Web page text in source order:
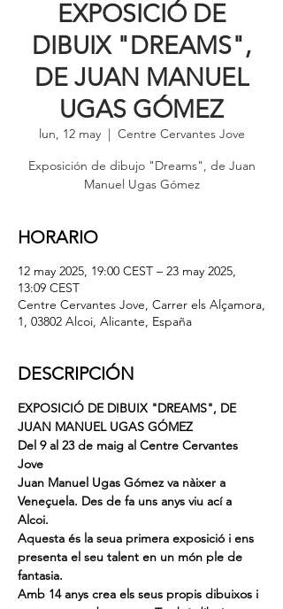
EXPOSICIÓ DE
DIBUIX "DREAMS",
DE JUAN MANUEL
UGAS GÓMEZ
lun, 12 may
  |
Centre Cervantes Jove
Exposición de dibujo "Dreams", de Juan
Manuel Ugas Gómez
HORARIO
12 may 2025, 19:00 CEST – 23 may 2025,
13:09 CEST
Centre Cervantes Jove, Carrer els Alçamora,
1, 03802 Alcoi, Alicante, España
DESCRIPCIÓN
EXPOSICIÓ DE DIBUIX "DREAMS", DE
JUAN MANUEL UGAS GÓMEZ
Del 9 al 23 de maig al Centre Cervantes
Jove
Juan Manuel Ugas Gómez va nàixer a
Veneçuela. Des de fa uns anys viu ací a
Alcoi.
Aquesta és la seua primera exposició i ens
presenta el seu talent en un món ple de
fantasia.
Amb 14 anys crea els seus propis dibuixos i